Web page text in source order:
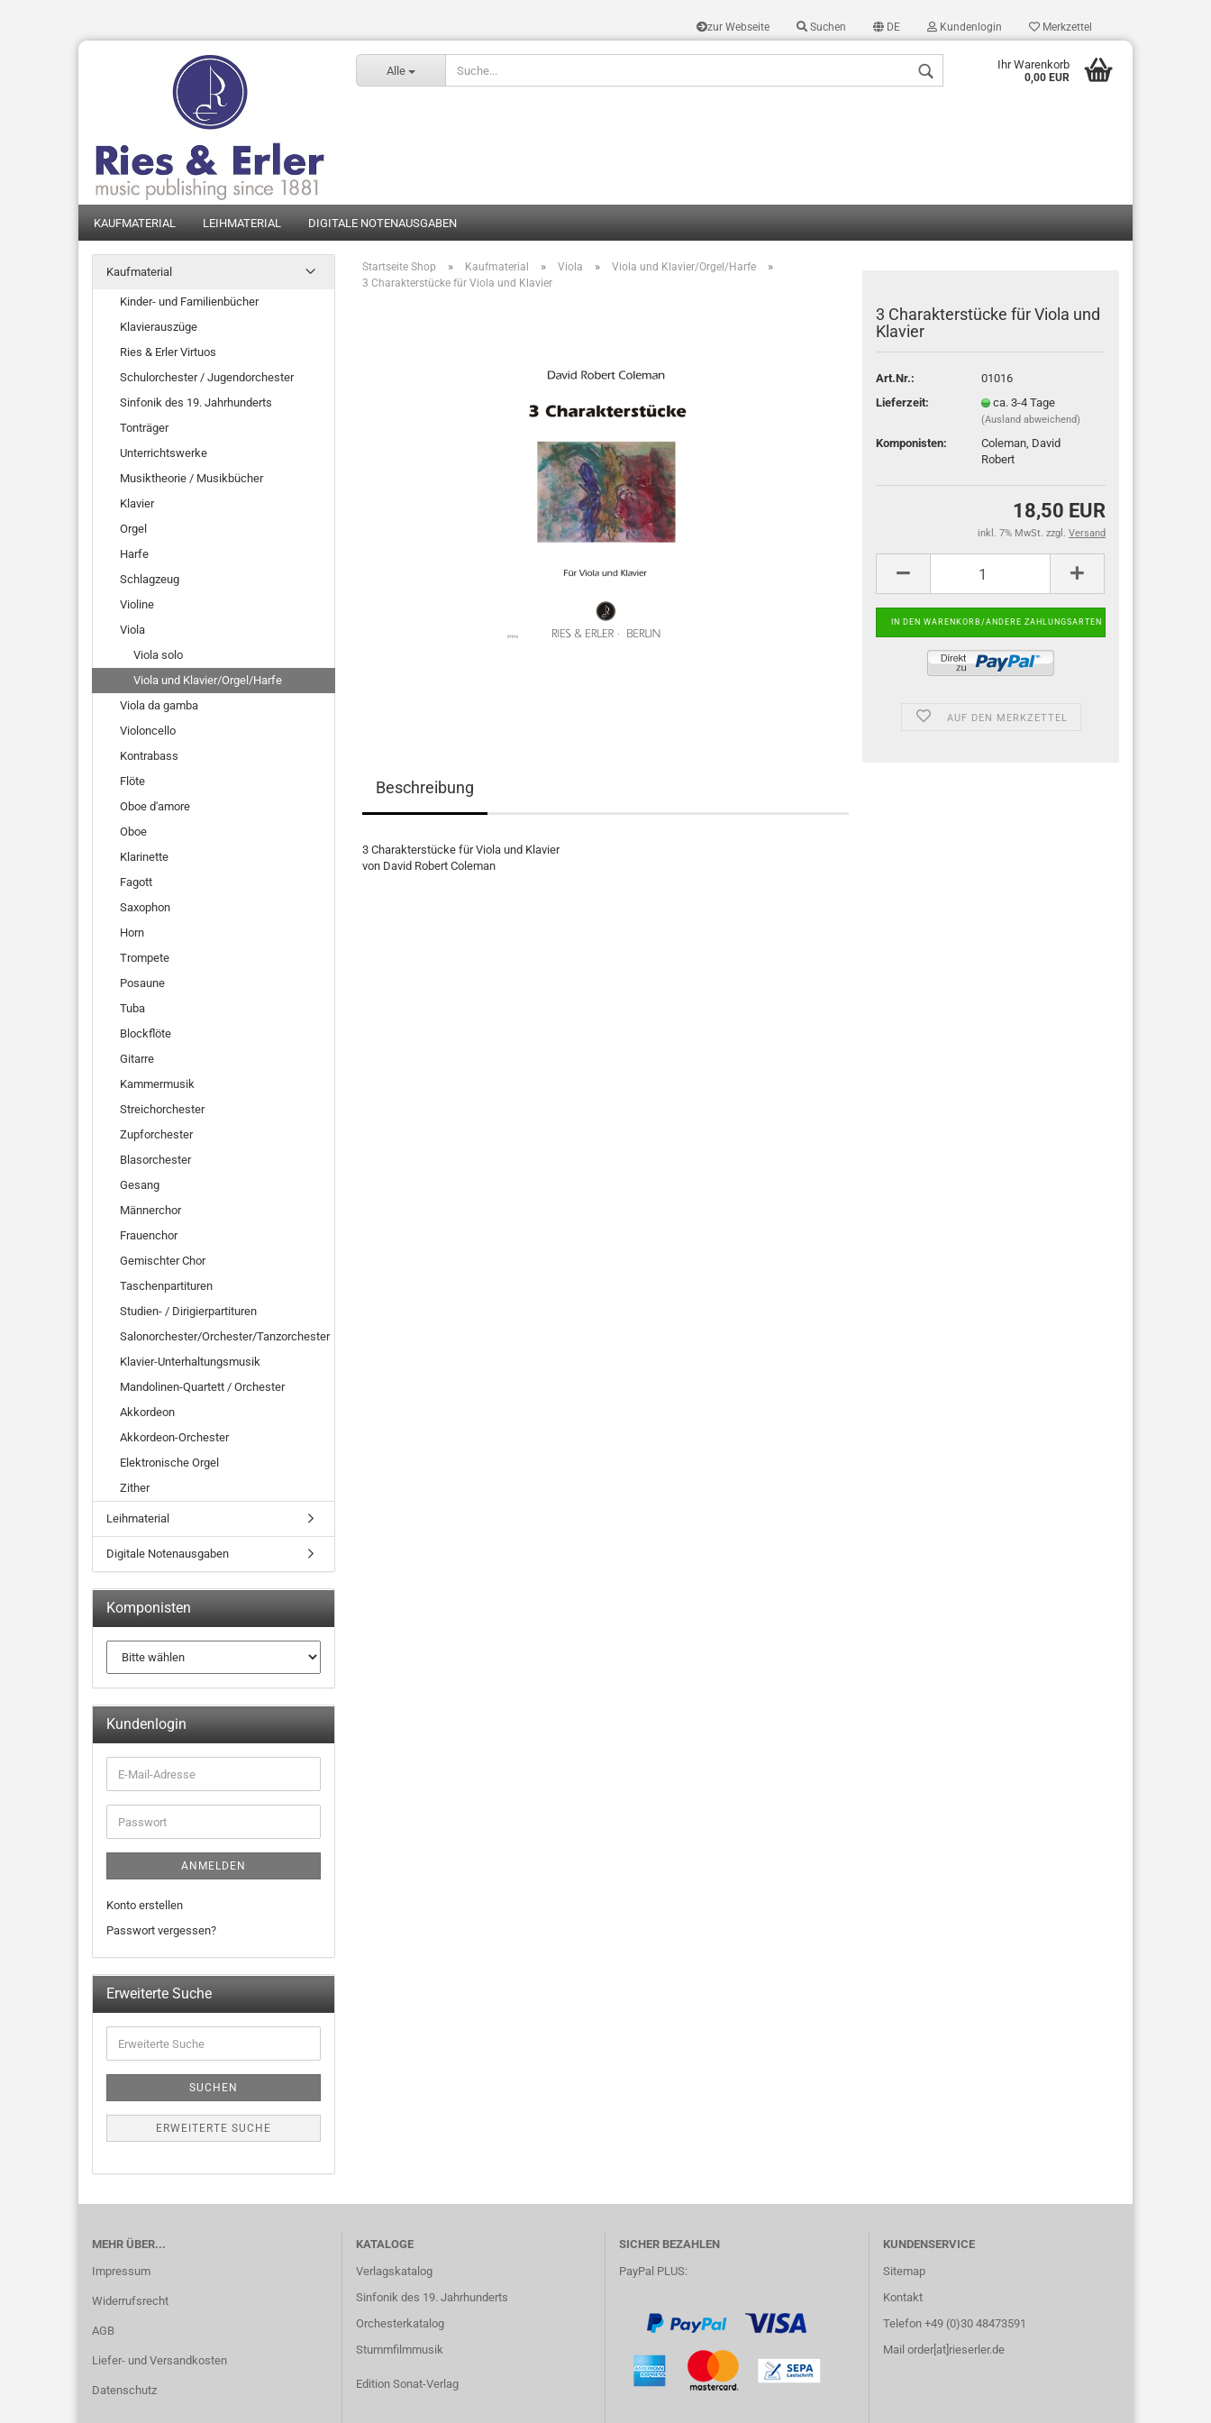
zur Webseite Suchen DE Kundenlogin Merkzettel
Alle Ihr Warenkorb
0,00 EUR
KAUFMATERIAL LEIHMATERIAL DIGITALE NOTENAUSGABEN
Startseite Shop » Kaufmaterial » Viola » Viola und Klavier/Orgel/Harfe »
3 Charakterstücke für Viola und Klavier
3 Charakterstücke für Viola und
Klavier
Art.Nr.:
01016
Lieferzeit:
ca. 3-4 Tage
(Ausland abweichend)
Komponisten:
Coleman, David
Robert
18,50 EUR
inkl. 7% MwSt. zzgl. Versand
AUF DEN MERKZETTEL
Beschreibung
3 Charakterstücke für Viola und Klavier
von David Robert Coleman
Kaufmaterial
Kinder- und Familienbücher
Klavierauszüge
Ries & Erler Virtuos
Schulorchester / Jugendorchester
Sinfonik des 19. Jahrhunderts
Tonträger
Unterrichtswerke
Musiktheorie / Musikbücher
Klavier
Orgel
Harfe
Schlagzeug
Violine
Viola
Viola solo
Viola und Klavier/Orgel/Harfe
Viola da gamba
Violoncello
Kontrabass
Flöte
Oboe d'amore
Oboe
Klarinette
Fagott
Saxophon
Horn
Trompete
Posaune
Tuba
Blockflöte
Gitarre
Kammermusik
Streichorchester
Zupforchester
Blasorchester
Gesang
Männerchor
Frauenchor
Gemischter Chor
Taschenpartituren
Studien- / Dirigierpartituren
Salonorchester/Orchester/Tanzorchester
Klavier-Unterhaltungsmusik
Mandolinen-Quartett / Orchester
Akkordeon
Akkordeon-Orchester
Elektronische Orgel
Zither
Leihmaterial
Digitale Notenausgaben
Komponisten
Kundenlogin
ANMELDEN
Konto erstellen
Passwort vergessen?
Erweiterte Suche
SUCHEN
ERWEITERTE SUCHE
MEHR ÜBER...
Impressum
Widerrufsrecht
AGB
Liefer- und Versandkosten
Datenschutz
KATALOGE
Verlagskatalog
Sinfonik des 19. Jahrhunderts
Orchesterkatalog
Stummfilmmusik
Edition Sonat-Verlag
SICHER BEZAHLEN
PayPal PLUS:
KUNDENSERVICE
Sitemap
Kontakt
Telefon +49 (0)30 48473591
Mail order[at]rieserler.de